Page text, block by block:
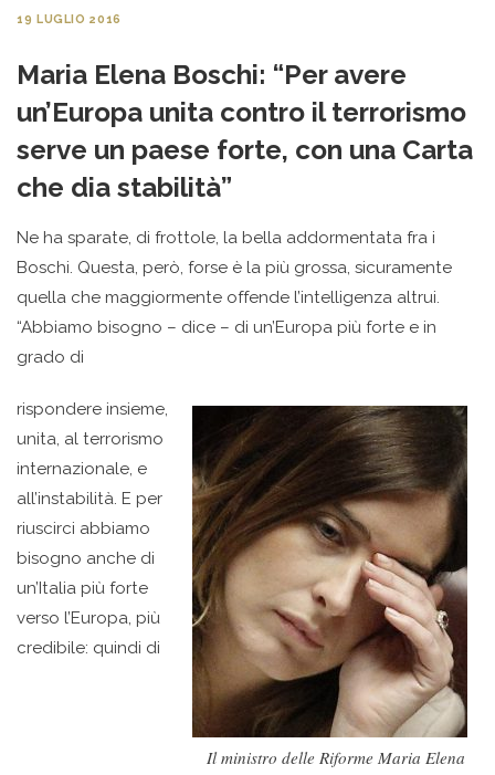
19 LUGLIO 2016
Maria Elena Boschi: “Per avere
un’Europa unita contro il terrorismo
serve un paese forte, con una Carta
che dia stabilità”
Ne ha sparate, di frottole, la bella addormentata fra i
Boschi. Questa, però, forse è la più grossa, sicuramente
quella che maggiormente offende l’intelligenza altrui.
“Abbiamo bisogno – dice – di un’Europa più forte e in
grado di
Il ministro delle Riforme Maria Elena
rispondere insieme,
unita, al terrorismo
internazionale, e
all’instabilità. E per
riuscirci abbiamo
bisogno anche di
un’Italia più forte
verso l’Europa, più
credibile: quindi di